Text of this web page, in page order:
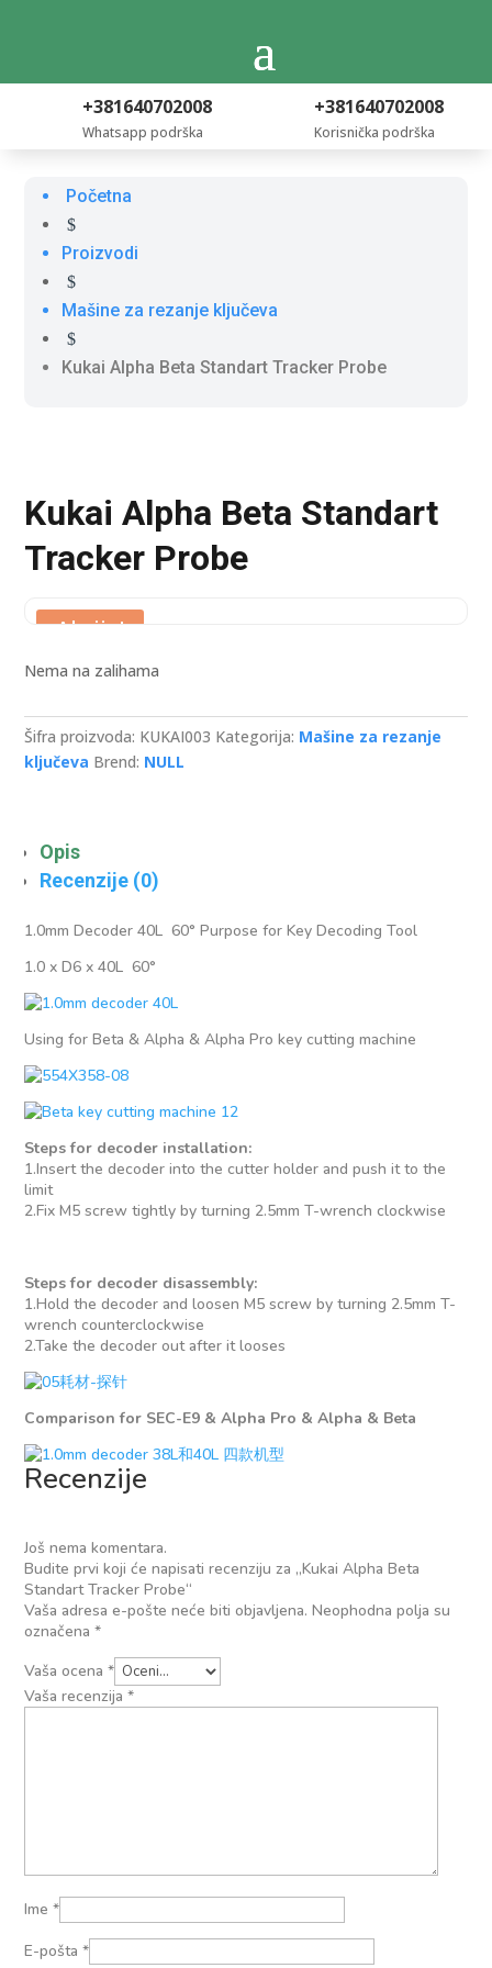
+381640702008
Whatsapp podrška
+381640702008
Korisnička podrška
Početna
$
Proizvodi
$
Mašine za rezanje ključeva
$
Kukai Alpha Beta Standart Tracker Probe
Kukai Alpha Beta Standart
Tracker Probe
Akcija!
Nema na zalihama
Šifra proizvoda: KUKAI003 Kategorija: Mašine za rezanje
ključeva Brend: NULL
Opis
Recenzije (0)
1.0mm Decoder 40L 60° Purpose for Key Decoding Tool
1.0 x D6 x 40L 60°
Using for Beta & Alpha & Alpha Pro key cutting machine
Steps for decoder installation:
1.Insert the decoder into the cutter holder and push it to the
limit
2.Fix M5 screw tightly by turning 2.5mm T-wrench clockwise
Steps for decoder disassembly:
1.Hold the decoder and loosen M5 screw by turning 2.5mm T-
wrench counterclockwise
2.Take the decoder out after it looses
Comparison for SEC-E9 & Alpha Pro & Alpha & Beta
Recenzije
Još nema komentara.
Budite prvi koji će napisati recenziju za „Kukai Alpha Beta
Standart Tracker Probe“
Vaša adresa e-pošte neće biti objavljena. Neophodna polja su
označena*
Vaša ocena*
Vaša recenzija*
Ime*
E-pošta*